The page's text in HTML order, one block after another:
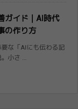
ガイド｜AI時代
の作り方
な「AIにも伝わる記
小さ ...